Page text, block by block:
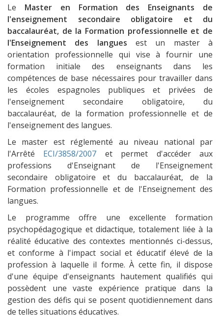
Le Master en Formation des Enseignants de
l'enseignement secondaire obligatoire et du
baccalauréat, de la Formation professionnelle et de
l'Enseignement des langues est un master à
orientation professionnelle qui vise à fournir une
formation initiale des enseignants dans les
compétences de base nécessaires pour travailler dans
les écoles espagnoles publiques et privées de
l'enseignement secondaire obligatoire, du
baccalauréat, de la formation professionnelle et de
l'enseignement des langues.
Le master est réglementé au niveau national par
l'Arrêté ECI/3858/2007 et permet d'accéder aux
professions d'Enseignant de l'Enseignement
secondaire obligatoire et du baccalauréat, de la
Formation professionnelle et de l'Enseignement des
langues.
Le programme offre une excellente formation
psychopédagogique et didactique, totalement liée à la
réalité éducative des contextes mentionnés ci-dessus,
et conforme à l'impact social et éducatif élevé de la
profession à laquelle il forme. À cette fin, il dispose
d'une équipe d'enseignants hautement qualifiés qui
possèdent une vaste expérience pratique dans la
gestion des défis qui se posent quotidiennement dans
de telles situations éducatives.